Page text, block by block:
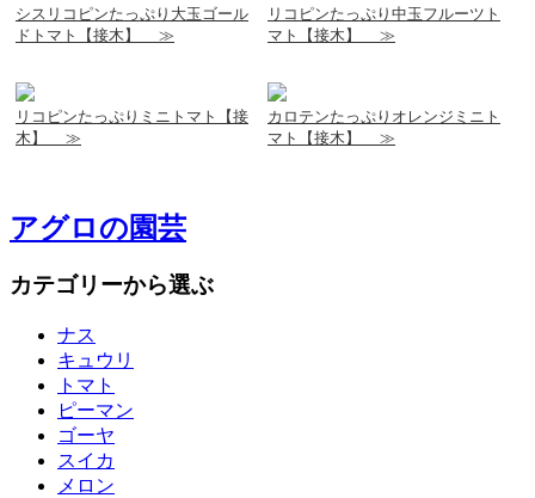
シスリコピンたっぷり大玉ゴール
ドトマト【接木】
リコピンたっぷり中玉フルーツト
マト【接木】
リコピンたっぷりミニトマト【接
木】
カロテンたっぷりオレンジミニト
マト【接木】
アグロの園芸
カテゴリーから選ぶ
ナス
キュウリ
トマト
ピーマン
ゴーヤ
スイカ
メロン